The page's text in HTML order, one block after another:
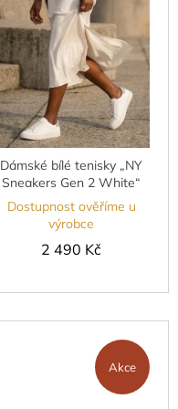
Dámské bílé tenisky „NY
Sneakers Gen 2 White“
Dostupnost ověříme u
výrobce
2 490 Kč
Akce